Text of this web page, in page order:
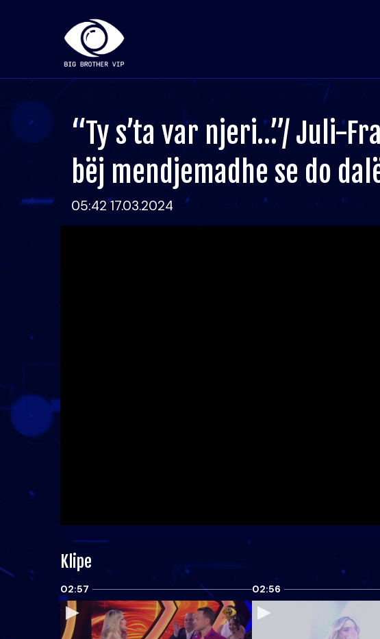
“Ty s’ta var njeri…”/ Juli-
bëj mendjemadhe se do
05:42 17.03.2024
Klipe
02:57 02:56